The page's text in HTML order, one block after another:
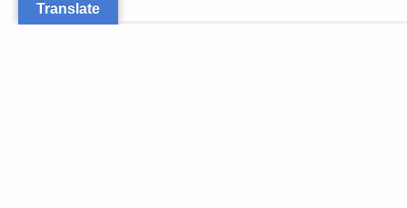
Translate